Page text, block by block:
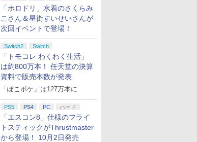
「ホロドリ」水着のさくらみ
こさん＆星街すいせいさんが
次回イベントで登場！
Switch2 Switch
「トモコレ わくわく生活」
は約800万本！ 任天堂の決算
資料で販売本数が発表
「ぽこポケ」は127万本に
PS5 PS4 PC ハード
「エスコン8」仕様のフライ
トスティックがThrustmaster
から登場！ 10月2日発売